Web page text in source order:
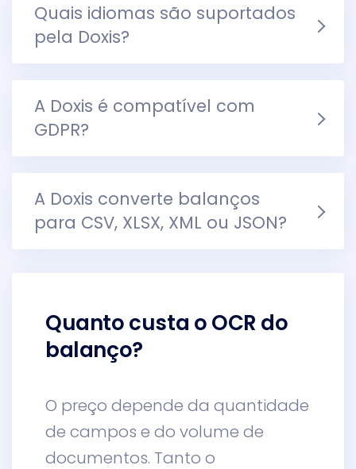
Quais idiomas são suportados
pela Doxis?
A Doxis é compatível com
GDPR?
A Doxis converte balanços
para CSV, XLSX, XML ou JSON?
Quanto custa o OCR do
balanço?
O preço depende da quantidade
de campos e do volume de
documentos. Tanto o